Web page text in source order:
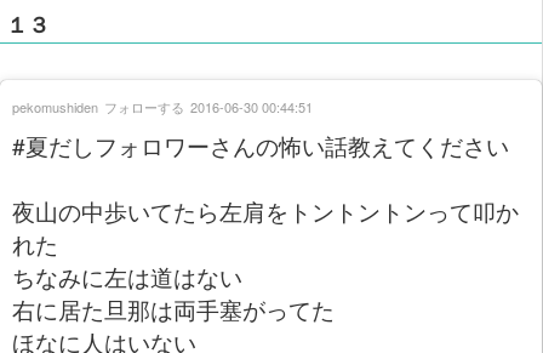
１３
#夏だしフォロワーさんの怖い話教えてください
夜山の中歩いてたら左肩をトントントンって叩か
れた
ちなみに左は道はない
右に居た旦那は両手塞がってた
ほなに人はいない
pekomushiden フォローする 2016-06-30 00:44:51